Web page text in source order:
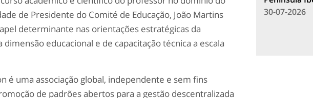
de Presidente do Comité de Educação, João Martins
determinante nas orientações estratégicas da
dimensão educacional e de capacitação técnica a escala
é uma associação global, independente e sem fins
de padrões abertos para a gestão descentralizada
30-07-2026